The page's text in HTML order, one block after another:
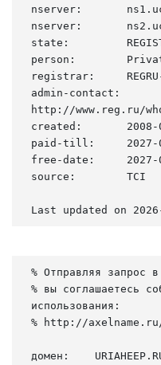
nserver:
nserver:
state:
person:
registrar:     REGRU-
admin-contact:
http://www.reg.ru/
created:       2008-
paid-till:     2027-
free-date:     2027-
source:        TCI
Last updated on
% Отправляя запрос
% вы соглашаетесь
использования:
% http://
домен: